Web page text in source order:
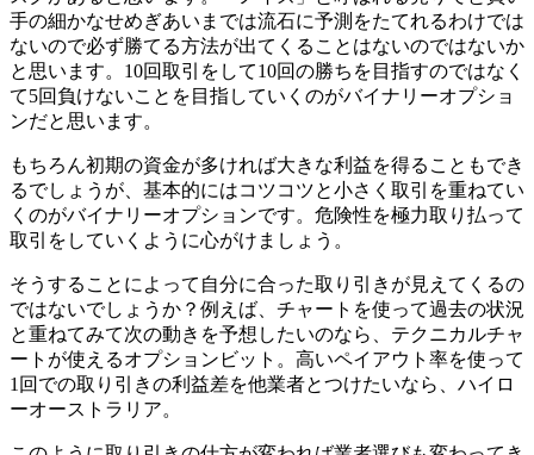
手の細かなせめぎあいまでは流石に予測をたてれるわけでは
ないので必ず勝てる方法が出てくることはないのではないか
と思います。 10回取引をして10回の勝ちを目指すのではなく
て5回負けないことを目指していくのがバイナリーオプショ
ンだと思います。
もちろん初期の資金が多ければ大きな利益を得ることもでき
るでしょうが、基本的にはコツコツと小さく取引を重ねてい
くのがバイナリーオプションです。危険性を極力取り払って
取引をしていくように心がけましょう。
そうすることによって自分に合った取り引きが見えてくるの
ではないでしょうか？例えば、チャートを使って過去の状況
と重ねてみて次の動きを予想したいのなら、テクニカルチャ
ートが使えるオプションビット。高いペイアウト率を使って
1回での取り引きの利益差を他業者とつけたいなら、ハイロ
ーオーストラリア。